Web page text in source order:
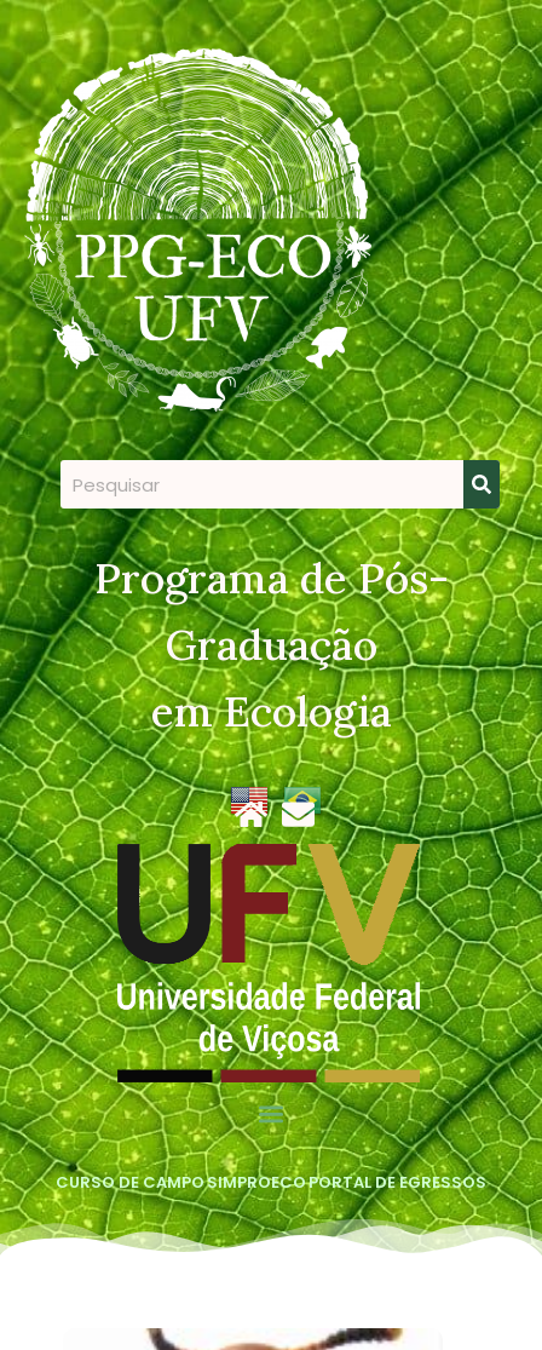
Programa de Pós-
Graduação
em Ecologia
CURSO DE CAMPOSIMPROECOPORTAL DE EGRESSOS